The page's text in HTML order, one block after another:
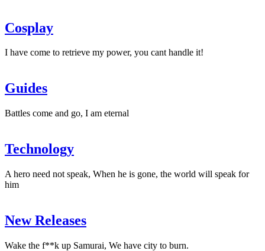
Team"
Cosplay
I have come to retrieve my power, you cant handle it!
Guides
Battles come and go, I am eternal
Technology
A hero need not speak, When he is gone, the world will speak for
him
New Releases
Wake the f**k up Samurai, We have city to burn.